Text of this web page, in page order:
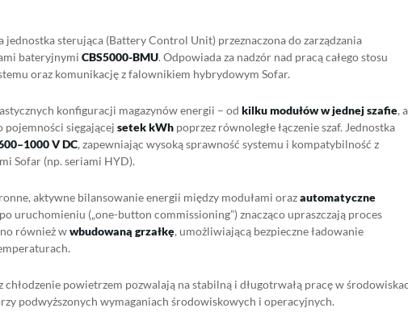
jednostka sterująca (Battery Control Unit) przeznaczona do zarządzania
bateryjnymi CBS5000-BMU. Odpowiada za nadzór nad pracą całego stosu
oraz komunikację z falownikiem hybrydowym Sofar.
konfiguracji magazynów energii – od kilku modułów w jednej szafie,
pojemności sięgającej setek kWh poprzez równoległe łączenie szaf. Jednostka
V DC, zapewniając wysoką sprawność systemu i kompatybilność z
Sofar (np. seriami HYD).
aktywne bilansowanie energii między modułami orazautomatyczne
po uruchomieniu („one-button commissioning”) znacząco upraszczają proces
również wwbudowaną grzałkę, umożliwiającą bezpieczne ładowanie
chłodzenie powietrzem pozwalają na stabilną i długotrwałą pracę w
podwyższonych wymaganiach środowiskowych i operacyjnych.